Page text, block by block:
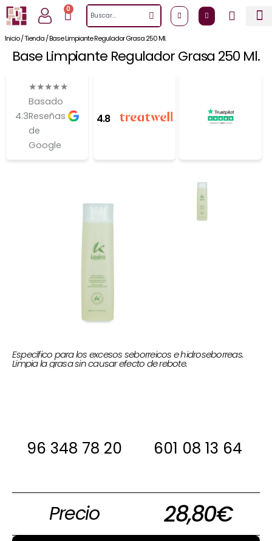
al
contenido
0
CartSearch
Inicio/Tienda/Base Limpiante Regulador Grasa 250 Ml.
Base Limpiante Regulador Grasa 250 Ml.
4.3
★★★★★
Basado
Reseñas
de
Google
4.8
Específico para los excesos seborreicos e hidroseborreas.
Limpia la grasa sin causar efecto de rebote.
96 348 78 20 601 08 13 64
Precio 28,80€